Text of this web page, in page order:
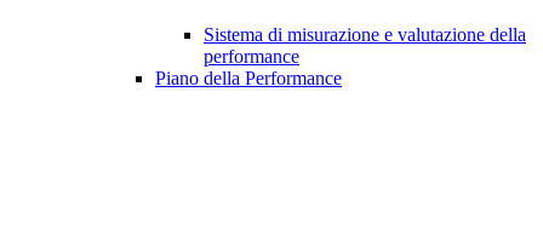
Sistema di misurazione e valutazione della
performance
Piano della Performance